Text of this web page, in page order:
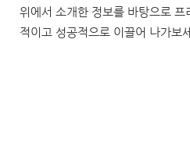
위에서 소개한 정보를 바탕으로 프
적이고 성공적으로 이끌어 나가보